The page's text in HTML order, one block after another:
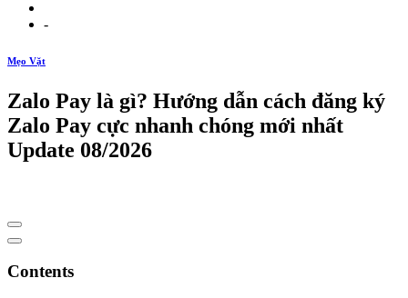
-
Mẹo Vặt
Zalo Pay là gì? Hướng dẫn cách đăng ký
Zalo Pay cực nhanh chóng mới nhất
Update 08/2026
Contents